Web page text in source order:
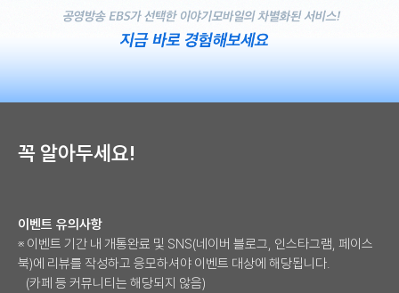
꼭 알아두세요!
이벤트 유의사항
※ 이벤트 기간 내 개통완료 및 SNS(네이버 블로그, 인스타그램, 페이스
북)에 리뷰를 작성하고 응모하셔야 이벤트 대상에 해당됩니다.
(카페 등 커뮤니티는 해당되지 않음)